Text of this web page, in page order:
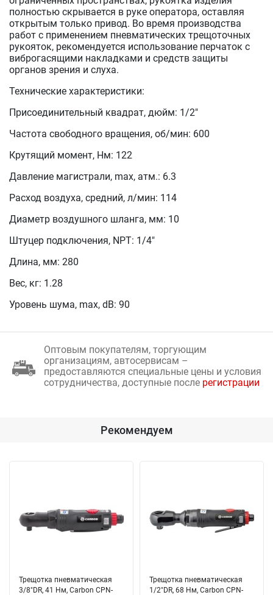
полностью скрывается в руке оператора, оставляя
открытым только привод. Во время производства
работ с применением пневматических трещоточных
рукояток, рекомендуется использование перчаток с
виброгасящими накладками и средств защиты
органов зрения и слуха.
Технические характеристики:
Присоединительный квадрат, дюйм: 1/2"
Частота свободного вращения, об/мин: 600
Крутящий момент, Нм: 122
Давление магистрали, max, атм.: 6.3
Расход воздуха, средний, л/мин: 114
Диаметр воздушного шланга, мм: 10
Штуцер подключения, NPT: 1/4"
Длина, мм: 280
Вес, кг: 1.28
Уровень шума, max, dB: 90
Оптовым покупателям, торгующим
организациям, автосервисам –
предоставляются специальные цены и условия
сотрудничества, доступные после регистрации
Рекомендуем
Трещотка пневматическая
3/8"DR, 41 Нм, Carbon CPN-
Трещотка пневматическая
1/2"DR, 68 Нм, Carbon CPN-